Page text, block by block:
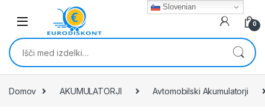
Skip to navigation
0
Išči:
Domov AKUMULATORJI Avtomobilski Akumulatorji
Slovenian